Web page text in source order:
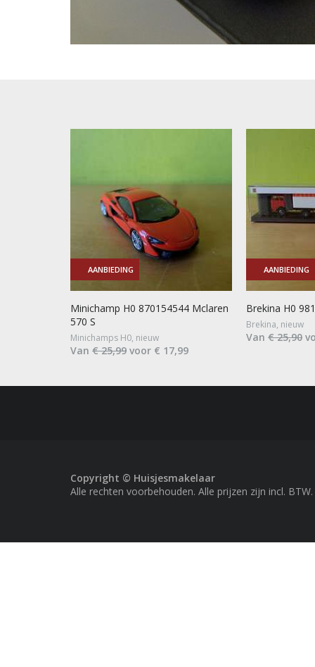
AANBIEDING
Minichamp H0 870154544 Mclaren
570 S
Minichamps H0, nieuw
Van € 25,99 voor € 17,99
AANBIEDING
Brekina H0
Brekina, nieuw
Van € 25,90
Copyright © Huisjesmakelaar
Alle rechten voorbehouden. Alle prijzen zijn incl. BTW.